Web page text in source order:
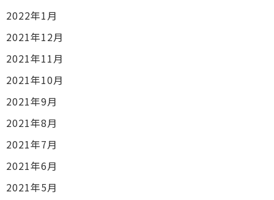
2022年1月
2021年12月
2021年11月
2021年10月
2021年9月
2021年8月
2021年7月
2021年6月
2021年5月